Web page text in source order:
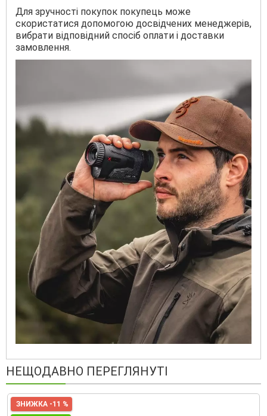
Для зручності покупок покупець може
скористатися допомогою досвідчених менеджерів,
вибрати відповідний спосіб оплати і доставки
замовлення.
НЕЩОДАВНО ПЕРЕГЛЯНУТІ
ЗНИЖКА -11 %